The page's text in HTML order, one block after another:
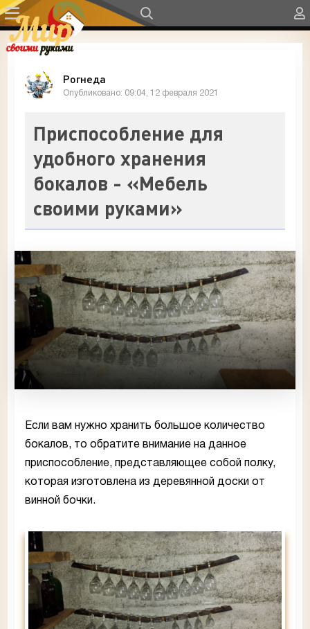
Рогнеда
Опубликовано: 09:04, 12 февраля 2021
Приспособление для
удобного хранения
бокалов - «Мебель
своими руками»
Если вам нужно хранить большое количество
бокалов, то обратите внимание на данное
приспособление, представляющее собой полку,
которая изготовлена из деревянной доски от
винной бочки.